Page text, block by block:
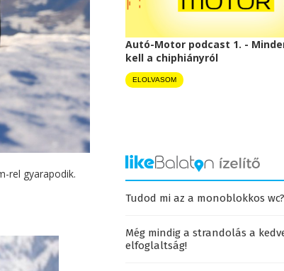
rel gyarapodik.
Autó-Motor podcast 1. -
kell a chiphiányról
ELOLVASOM
Tudod mi az a monoblokkos wc?
Még mindig a strandolás a
elfoglaltság!